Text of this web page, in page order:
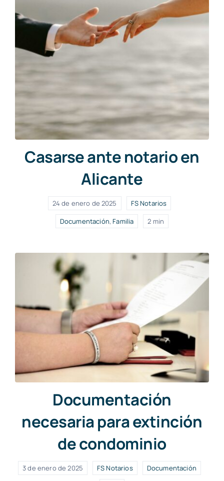
Casarse ante notario en
Alicante
24 de enero de 2025
FS Notarios
Documentación,Familia 2 min
Documentación
necesaria para extinción
de condominio
3 de enero de 2025 FS Notarios
Documentación